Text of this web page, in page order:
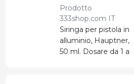
Prodotto
333shop.com IT
Siringa per pistola in
alluminio, Hauptner,
50 ml. Dosare da 1 a